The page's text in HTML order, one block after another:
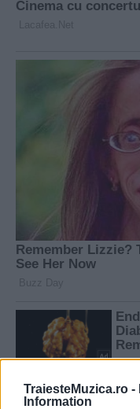
TraiesteMuzica.ro -
Information